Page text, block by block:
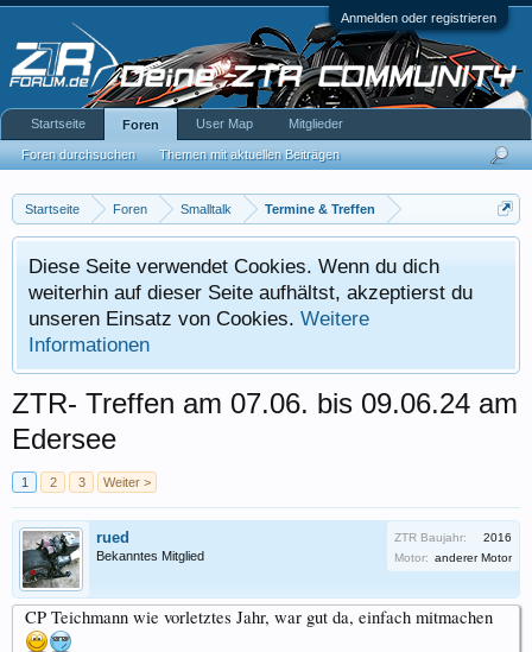
Anmelden oder registrieren
Startseite Foren Smalltalk Termine & Treffen
Diese Seite verwendet Cookies. Wenn du dich
weiterhin auf dieser Seite aufhältst, akzeptierst du
unseren Einsatz von Cookies. Weitere
Informationen
ZTR- Treffen am 07.06. bis 09.06.24 am
Edersee
1 2 3 Weiter >
rued
Bekanntes Mitglied
ZTR Baujahr:
2016
Motor: anderer Motor
CP Teichmann wie vorletztes Jahr, war gut da, einfach mitmachen
Startseite Foren
Foren durchsuchen Themen mit aktuellen Beiträgen
User Map Mitglieder